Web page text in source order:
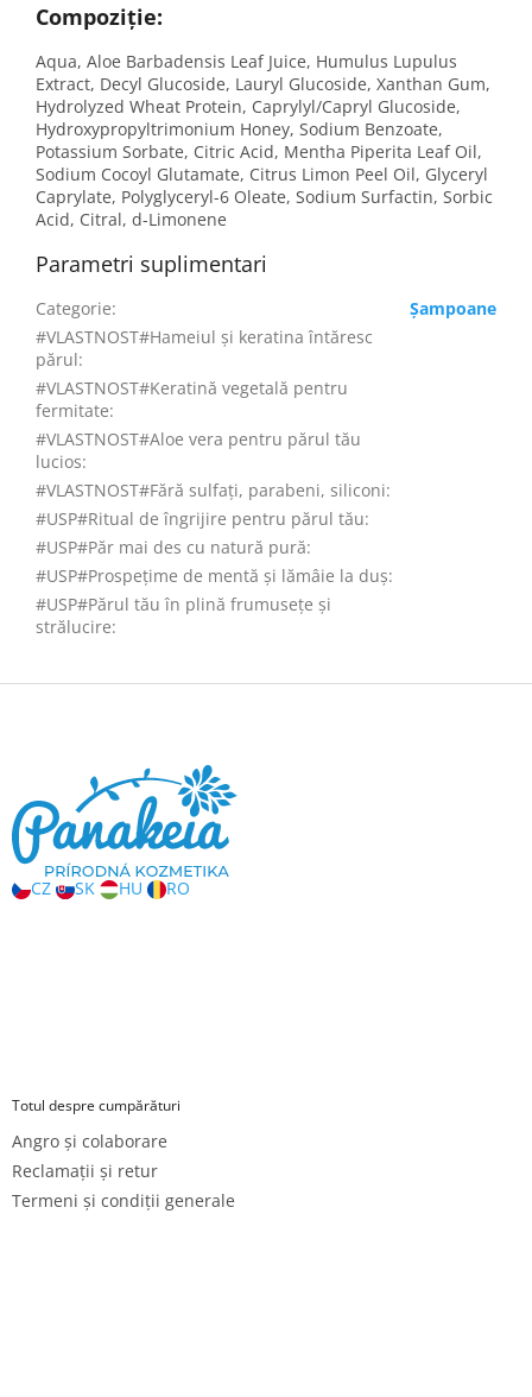
Compoziție:
Aqua, Aloe Barbadensis Leaf Juice, Humulus Lupulus
Extract, Decyl Glucoside, Lauryl Glucoside, Xanthan Gum,
Hydrolyzed Wheat Protein, Caprylyl/Capryl Glucoside,
Hydroxypropyltrimonium Honey, Sodium Benzoate,
Potassium Sorbate, Citric Acid, Mentha Piperita Leaf Oil,
Sodium Cocoyl Glutamate, Citrus Limon Peel Oil, Glyceryl
Caprylate, Polyglyceryl-6 Oleate, Sodium Surfactin, Sorbic
Acid, Citral, d-Limonene
Parametri suplimentari
Categorie:
Șampoane
#VLASTNOST#Hameiul și keratina întăresc
părul:
#VLASTNOST#Keratină vegetală pentru
fermitate:
#VLASTNOST#Aloe vera pentru părul tău
lucios:
#VLASTNOST#Fără sulfați, parabeni, siliconi:
#USP#Ritual de îngrijire pentru părul tău:
#USP#Păr mai des cu natură pură:
#USP#Prospețime de mentă și lămâie la duș:
#USP#Părul tău în plină frumusețe și
strălucire:
S
CZ SK HU RO
Totul despre cumpărături
Angro și colaborare
Reclamații și retur
Termeni și condiții generale